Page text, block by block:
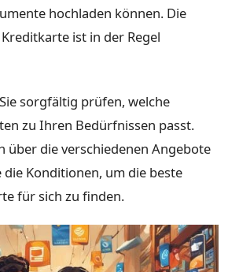
hochladen können. Die
ist in der Regel
sorgfältig prüfen, welche
zu Ihren Bedürfnissen passt.
über die verschiedenen Angebote
die Konditionen, um die beste
für sich zu finden.